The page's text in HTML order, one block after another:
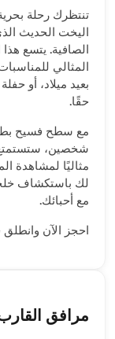
تنتظرك رحلة
المثالي
بعيد ميلاد، أو
حقًا.
شخصين، ستستمتع
مثاليًا لمشاهدة
لك باستكشاف
مع أحبائك.
احجز الآن
مرافق